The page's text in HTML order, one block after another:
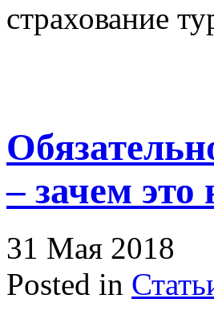
страхование
– зачем это
31 Мая 2018
Posted in